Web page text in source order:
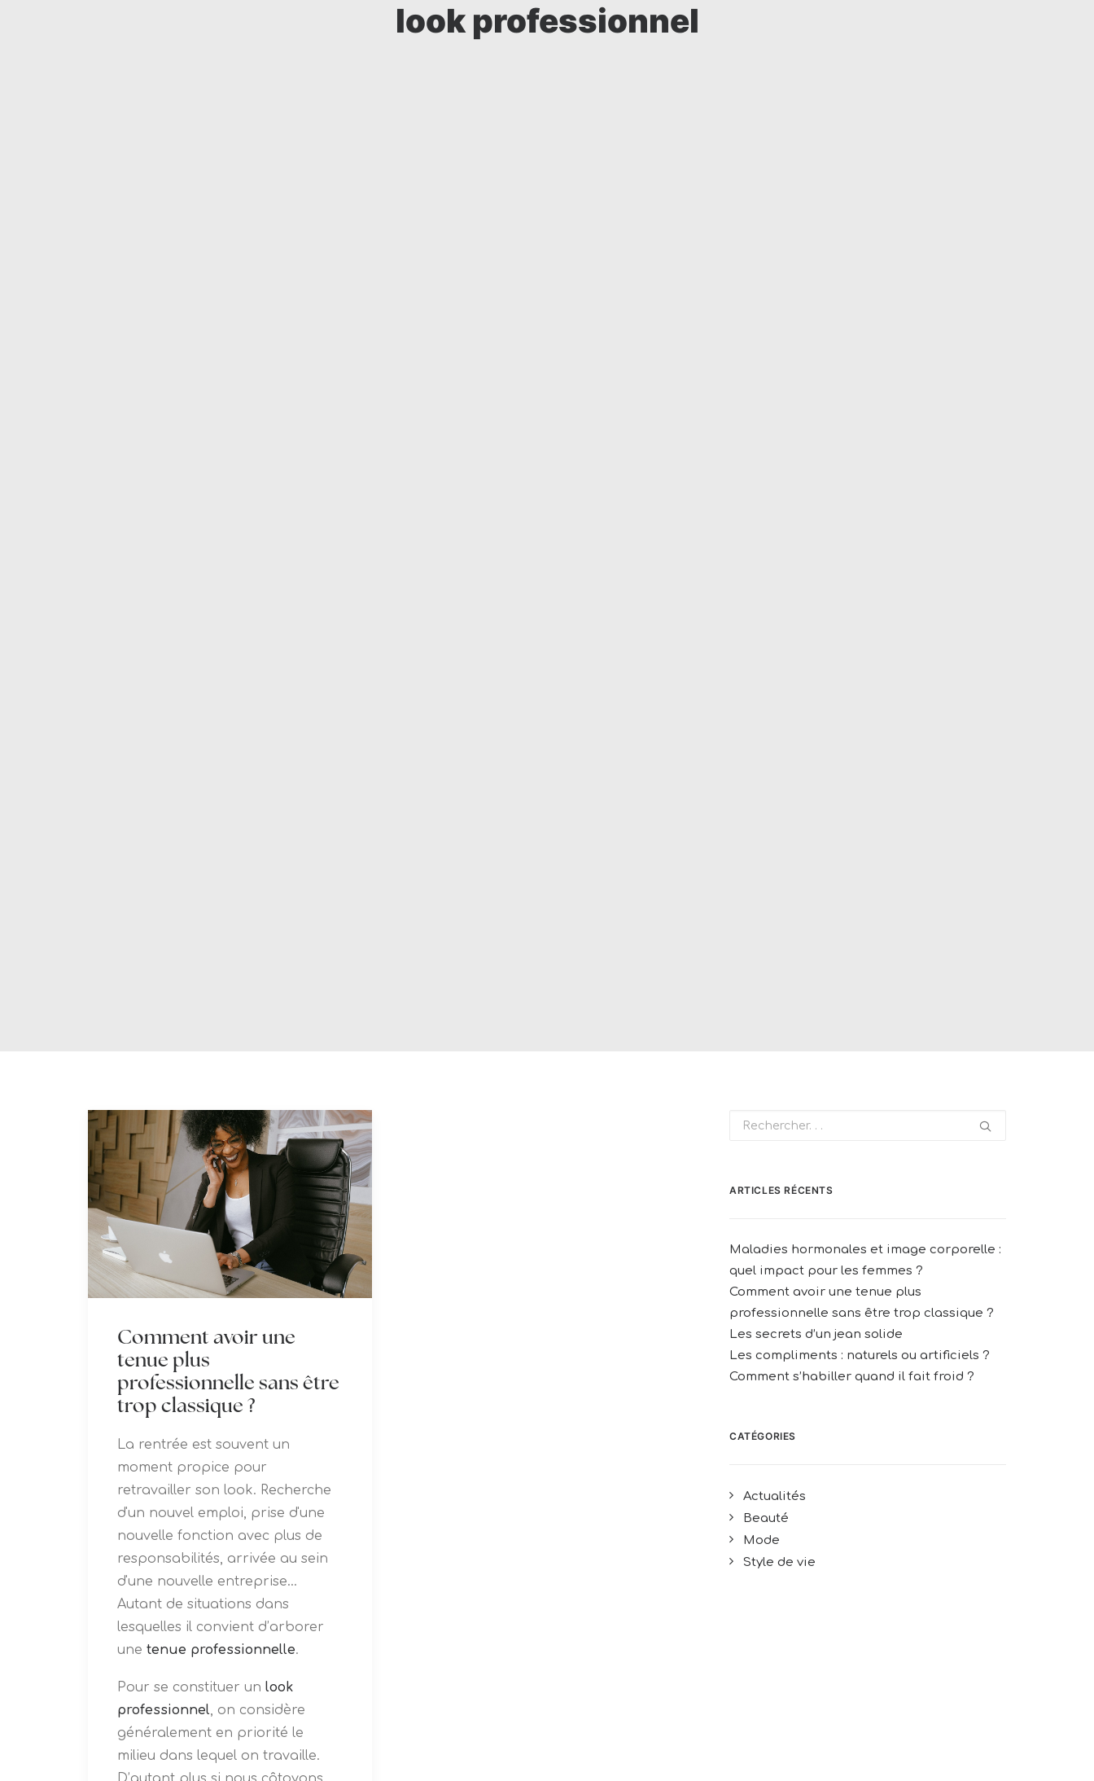
look professionnel
Comment avoir une
tenue plus
professionnelle sans être
trop classique ?
La rentrée est souvent un
moment propice pour
retravailler son look. Recherche
d'un nouvel emploi, prise d'une
nouvelle fonction avec plus de
responsabilités, arrivée au sein
d'une nouvelle entreprise...
Autant de situations dans
lesquelles il convient d’arborer
une tenue professionnelle.
Pour se constituer un look
professionnel, on considère
généralement en priorité le
milieu dans lequel on travaille.
ARTICLES RÉCENTS
Maladies hormonales et image corporelle :
quel impact pour les femmes ?
Comment avoir une tenue plus
professionnelle sans être trop classique ?
Les secrets d’un jean solide
Les compliments : naturels ou artificiels ?
Comment s’habiller quand il fait froid ?
CATÉGORIES
Actualités
Beauté
Mode
Style de vie